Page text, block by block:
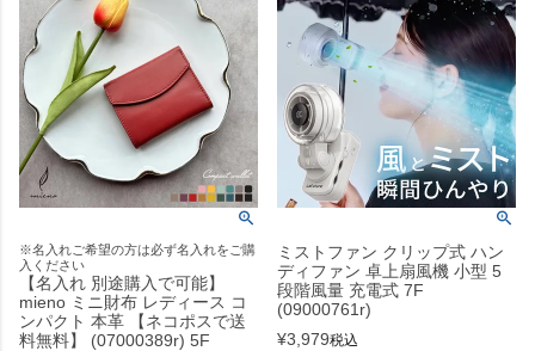
※名入れご希望の方は必ず名入れをご購
入ください
【名入れ 別途購入で可能】
mieno ミニ財布 レディース コ
ンパクト 本革 【ネコポスで送
料無料】 (07000389r) 5F
ミストファン クリップ式 ハン
ディファン 卓上扇風機 小型 5
段階風量 充電式 7F
(09000761r)
¥3,979税込